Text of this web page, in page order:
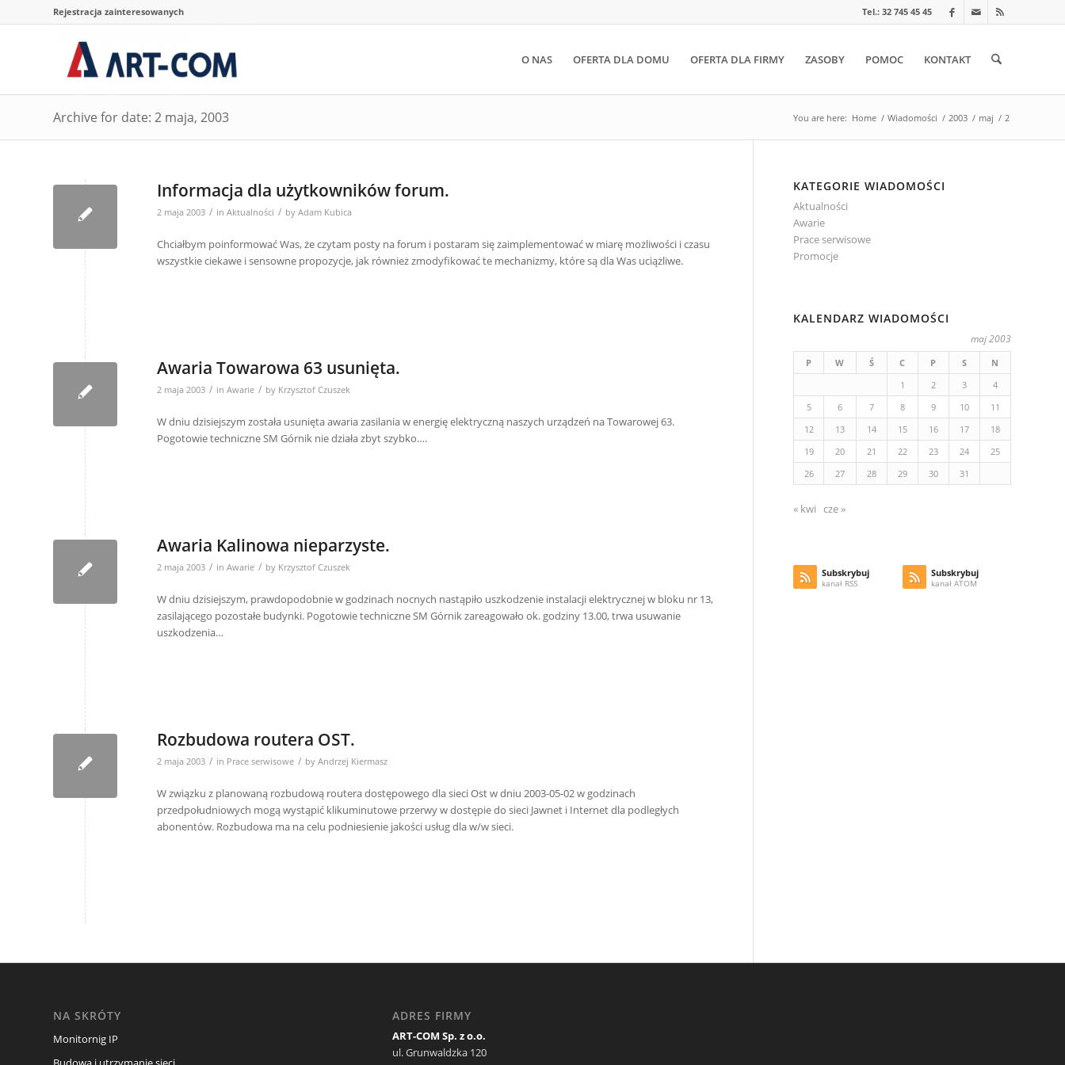
Rejestracja zainteresowanych Tel.: 32 745 45 45
O NAS OFERTA DLA DOMU OFERTA DLA FIRMY ZASOBY POMOC KONTAKT
Archive for date: 2 maja, 2003 You are here: Home / Wiadomości / 2003 / maj / 2
Informacja dla użytkowników forum.
2 maja 2003 / in Aktualności / by Adam Kubica
Chciałbym poinformować Was, że czytam posty na forum i postaram się zaimplementować w miarę możliwości i czasu
wszystkie ciekawe i sensowne propozycje, jak również zmodyfikować te mechanizmy, które są dla Was uciążliwe.
Awaria Towarowa 63 usunięta.
2 maja 2003 / in Awarie / by Krzysztof Czuszek
W dniu dzisiejszym została usunięta awaria zasilania w energię elektryczną naszych urządzeń na Towarowej 63.
Pogotowie techniczne SM Górnik nie działa zbyt szybko….
Awaria Kalinowa nieparzyste.
2 maja 2003 / in Awarie / by Krzysztof Czuszek
W dniu dzisiejszym, prawdopodobnie w godzinach nocnych nastąpiło uszkodzenie instalacji elektrycznej w bloku nr 13,
zasilającego pozostałe budynki. Pogotowie techniczne SM Górnik zareagowało ok. godziny 13.00, trwa usuwanie
uszkodzenia…
Rozbudowa routera OST.
2 maja 2003 / in Prace serwisowe / by Andrzej Kiermasz
W związku z planowaną rozbudową routera dostępowego dla sieci Ost w dniu 2003-05-02 w godzinach
przedpołudniowych mogą wystąpić klikuminutowe przerwy w dostępie do sieci Jawnet i Internet dla podległych
abonentów. Rozbudowa ma na celu podniesienie jakości usług dla w/w sieci.
KATEGORIE WIADOMOŚCI
Aktualności
Awarie
Prace serwisowe
Promocje
KALENDARZ WIADOMOŚCI
maj 2003
P W Ś C P S
N
1
2 3
4
5
6 7 8 9 10
11
12
13 14 15 16 17
18
19
20 21 22 23 24
25
26
27 28 29 30 31
« kwi cze »
Subskrybuj
kanał RSS
Subskrybuj
kanał ATOM
NA SKRÓTY
Monitornig IP
ADRES FIRMY
ART-COM Sp. z o.o.
ul. Grunwaldzka 120